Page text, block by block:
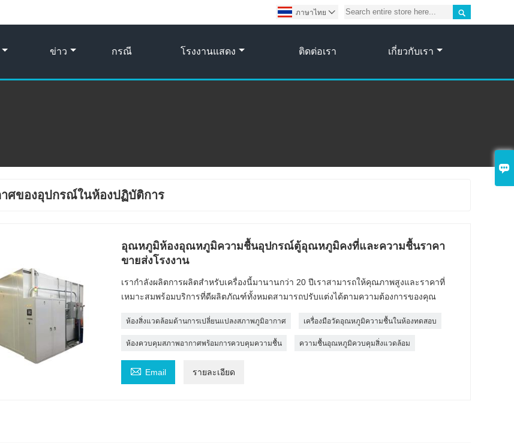


ภาษาไทย 
ข่าว กรณี โรงงานแสดง ติดต่อเรา เกี่ยวกับเรา
ศของอุปกรณ์ในห้องปฏิบัติการ
อุณหภูมิห้องอุณหภูมิความชื้นอุปกรณ์ตู้อุณหภูมิคงที่และความชื้นราคา
ขายส่งโรงงาน
เรากำลังผลิตการผลิตสำหรับเครื่องนี้มานานกว่า 20 ปีเราสามารถให้คุณภาพสูงและราคาที่
เหมาะสมพร้อมบริการที่ดีผลิตภัณฑ์ทั้งหมดสามารถปรับแต่งได้ตามความต้องการของคุณ
ห้องสิ่งแวดล้อมด้านการเปลี่ยนแปลงสภาพภูมิอากาศ เครื่องมือวัดอุณหภูมิความชื้นในห้องทดสอบ
ห้องควบคุมสภาพอากาศพร้อมการควบคุมความชื้น ความชื้นอุณหภูมิควบคุมสิ่งแวดล้อม
 Email รายละเอียด